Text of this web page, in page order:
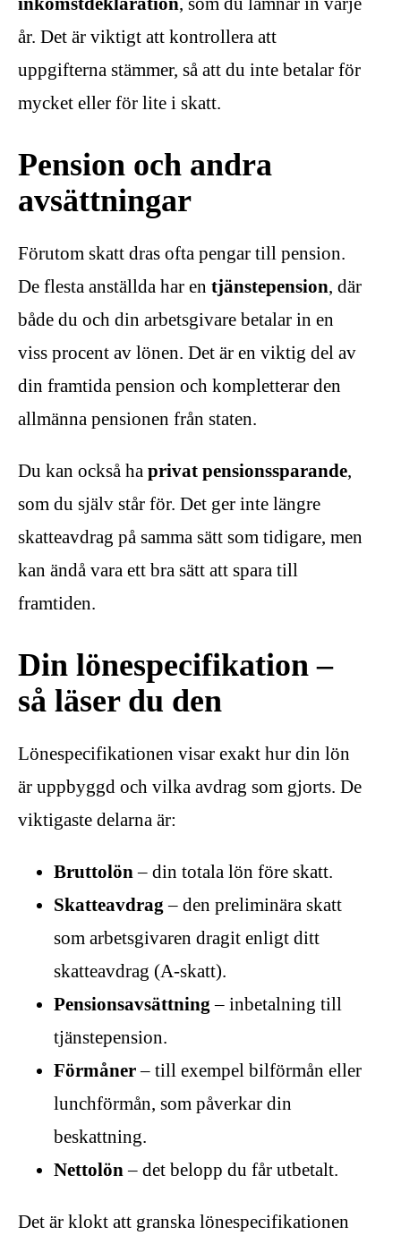
år. Det är viktigt att kontrollera att
uppgifterna stämmer, så att du inte betalar för
mycket eller för lite i skatt.
Pension och andra
avsättningar
Förutom skatt dras ofta pengar till pension.
De flesta anställda har en tjänstepension, där
både du och din arbetsgivare betalar in en
viss procent av lönen. Det är en viktig del av
din framtida pension och kompletterar den
allmänna pensionen från staten.
Du kan också ha privat pensionssparande,
som du själv står för. Det ger inte längre
skatteavdrag på samma sätt som tidigare, men
kan ändå vara ett bra sätt att spara till
framtiden.
Din lönespecifikation –
så läser du den
Lönespecifikationen visar exakt hur din lön
är uppbyggd och vilka avdrag som gjorts. De
viktigaste delarna är:
Bruttolön– din totala lön före skatt.
Skatteavdrag – den preliminära skatt
som arbetsgivaren dragit enligt ditt
skatteavdrag (A‑skatt).
Pensionsavsättning – inbetalning till
tjänstepension.
Förmåner– till exempel bilförmån eller
lunchförmån, som påverkar din
beskattning.
Nettolön– det belopp du får utbetalt.
Det är klokt att granska lönespecifikationen